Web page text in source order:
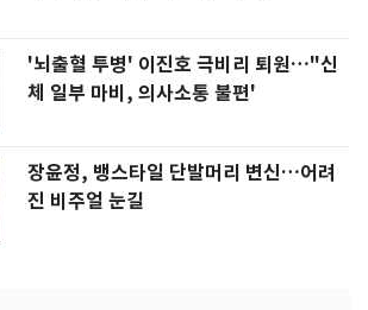
'뇌출혈 투병' 이진호 극비리 퇴원…"신
체 일부 마비, 의사소통 불편'
장윤정, 뱅스타일 단발머리 변신…어려
진 비주얼 눈길